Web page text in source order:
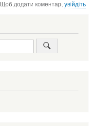
Щоб додати коментар,увійдіть